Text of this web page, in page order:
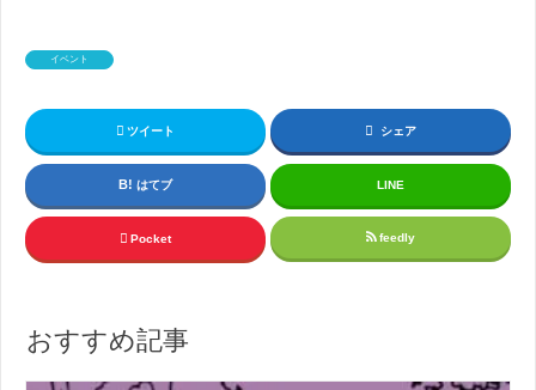
イベント
ツイート シェア
はてブ LINE
Pocket feedly
おすすめ記事